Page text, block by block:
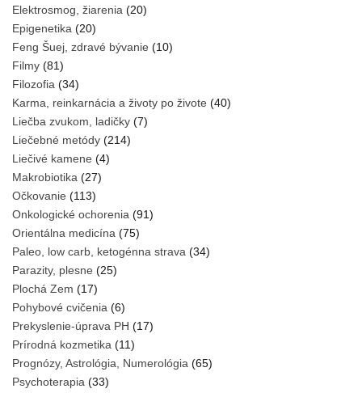
Elektrosmog, žiarenia (20)
Epigenetika (20)
Feng Šuej, zdravé bývanie (10)
Filmy (81)
Filozofia (34)
Karma, reinkarnácia a životy po živote (40)
Liečba zvukom, ladičky (7)
Liečebné metódy (214)
Liečivé kamene (4)
Makrobiotika (27)
Očkovanie (113)
Onkologické ochorenia (91)
Orientálna medicína (75)
Paleo, low carb, ketogénna strava (34)
Parazity, plesne (25)
Plochá Zem (17)
Pohybové cvičenia (6)
Prekyslenie-úprava PH (17)
Prírodná kozmetika (11)
Prognózy, Astrológia, Numerológia (65)
Psychoterapia (33)